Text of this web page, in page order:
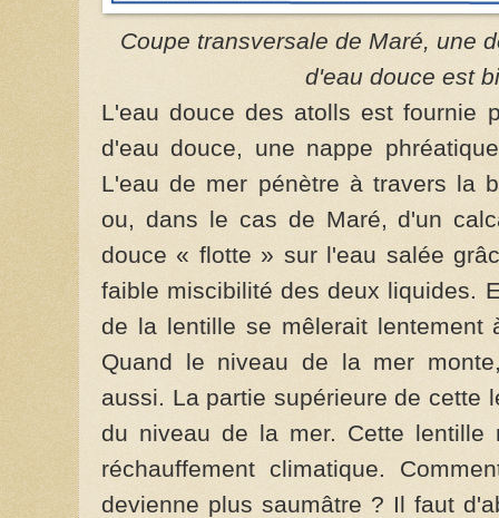
Coupe transversale de Maré, une
d'eau douce est
L'eau douce des atolls est fournie
d'eau douce, une nappe
L'eau de mer pénètre à travers la
ou, dans le cas de Maré, d'un
douce « flotte » sur l'eau salée
faible miscibilité des deux liquides.
de la lentille se mêlerait
Quand le niveau de la mer
aussi. La partie supérieure de cette
du niveau de la mer. Cette
réchauffement climatique.
devienne plus saumâtre ? Il faut